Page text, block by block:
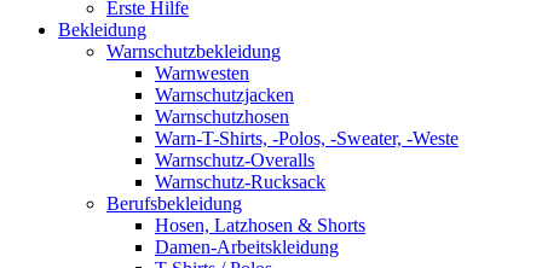
Erste Hilfe
Bekleidung
Warnschutzbekleidung
Warnwesten
Warnschutzjacken
Warnschutzhosen
Warn-T-Shirts, -Polos, -Sweater, -Weste
Warnschutz-Overalls
Warnschutz-Rucksack
Berufsbekleidung
Hosen, Latzhosen & Shorts
Damen-Arbeitskleidung